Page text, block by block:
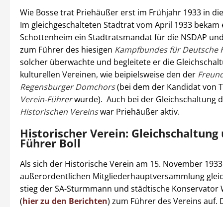
Wie Bosse trat Priehäußer erst im Frühjahr 1933 in
Im gleichgeschalteten Stadtrat vom April 1933 bekam
Schottenheim ein Stadtratsmandat für die NSDAP
zum Führer des hiesigen Kampfbundes für Deutsche
solcher überwachte und begleitete er die
kulturellen Vereinen, wie beipielsweise den der
Regensburger Domchors(bei dem der Kandidat von
Verein-Führerwurde). Auch bei der Gleichschaltung
Historischen Vereinswar Priehäußer aktiv.
Historischer Verein:
Führer Boll
Als sich der Historische Verein am 15. November
außerordentlichen Mitgliederhauptversammlung
stieg der SA-Sturmmann und städtische Konservator
(hier zu den Berichten) zum Führer des Vereins auf.